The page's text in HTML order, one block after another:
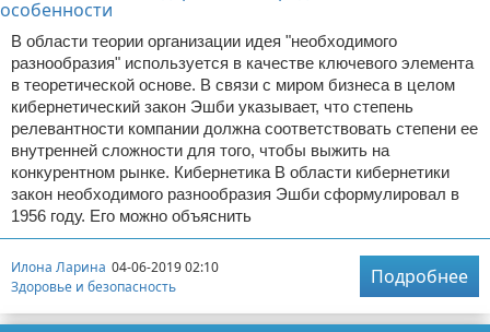
В области теории организации идея "необходимого
разнообразия" используется в качестве ключевого элемента
в теоретической основе. В связи с миром бизнеса в целом
кибернетический закон Эшби указывает, что степень
релевантности компании должна соответствовать степени ее
внутренней сложности для того, чтобы выжить на
конкурентном рынке. Кибернетика В области кибернетики
закон необходимого разнообразия Эшби сформулировал в
1956 году. Его можно объяснить
Илона Ларина 04-06-2019 02:10
Здоровье и безопасность
Подробнее